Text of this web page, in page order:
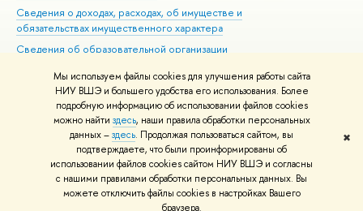
Мы используем файлы cookies для улучшения работы сайта
НИУ ВШЭ и большего удобства его использования. Более
подробную информацию об использовании файлов cookies
можно найти здесь, наши правила обработки персональных
данных –здесь. Продолжая пользоваться сайтом, вы
подтверждаете, что были проинформированы об
использовании файлов cookies сайтом НИУ ВШЭ и согласны
с нашими правилами обработки персональных данных. Вы
можете отключить файлы cookies в настройках Вашего
браузера.
✖
Сведения о доходах, расходах, об имуществе и
обязательствах имущественного характера
Сведения об образовательной организации
Людям с ограниченными возможностями здоровья
Единая платежная страница
Работа в Вышке
© НИУ ВШЭ 1993–2026 Адреса и контакты Условия использования
материалов Политика конфиденциальности Карта сайта
Шрифты HSE Sans и HSE Slab разработаны вШколе дизайна НИУ ВШЭ